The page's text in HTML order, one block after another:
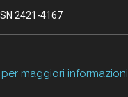
2421-4167
maggiori informazioni